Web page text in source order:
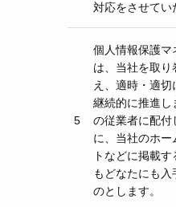
対応をさせてい
5
個人情報保護マ
は、当社を取り
え、適時・適
継続的に推進し
の従業者に配付
に、当社のホー
トなどに掲載
もどなたにも入
のとします。